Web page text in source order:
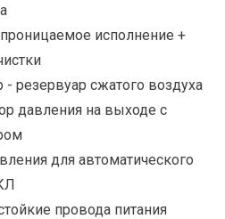
исполнение +
- резервуар сжатого воздуха
давления на выходе с
для автоматического
провода питания